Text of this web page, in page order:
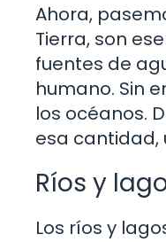
Ahora,
Tierra, son
fuentes de
humano. Sin
los océanos.
esa
Ríos y
Los ríos y